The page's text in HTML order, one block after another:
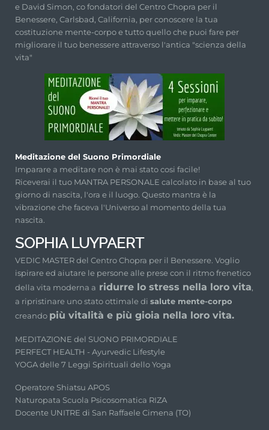
e David Simon, co fondatori del Centro Chopra per il
Benessere, Carlsbad, California, per conoscere la tua
costituzione mente-corpo e tutto quello che puoi fare per
migliorare il tuo benessere attraverso l'antica "scienza della
vita"
Meditazione del Suono Primordiale
Imparare a meditare non è mai stato cosi facile!
Riceverai il tuo MANTRA PERSONALE calcolato in base al tuo
giorno di nascita, l'ora e il luogo. Questo mantra è la
vibrazione che faceva l'Universo al momento della tua
nascita.
SOPHIA LUYPAERT
VEDIC MASTER del Centro Chopra per il Benessere. Voglio
ispirare ed aiutare le persone alle prese con il ritmo frenetico
della vita moderna a ridurre lo stress nella loro vita,
a ripristinare uno stato ottimale di salute mente-corpo
creando più vitalità e più gioia nella loro vita.
MEDITAZIONE del SUONO PRIMORDIALE
PERFECT HEALTH - Ayurvedic Lifestyle
YOGA delle 7 Leggi Spirituali dello Yoga
Operatore Shiatsu APOS
Naturopata Scuola Psicosomatica RIZA
Docente UNITRE di San Raffaele Cimena (TO)